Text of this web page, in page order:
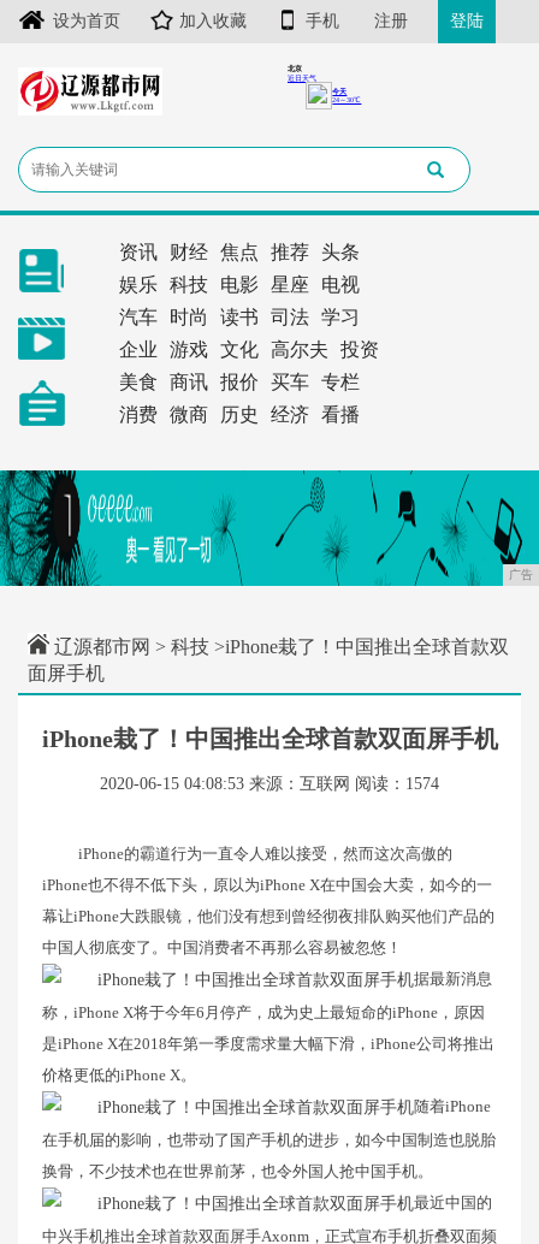
设为首页 加入收藏 手机 注册 登陆
资讯 财经 焦点 推荐
头条
娱乐
科技 电影 星座
电视
汽车
时尚 读书 司法
学习
企业
游戏 文化 高尔夫
投资
美食
商讯 报价 买车
专栏
消费
微商 历史 经济 看播
广告
辽源都市网 > 科技 >iPhone栽了！中国推出全球首款双
面屏手机
iPhone栽了！中国推出全球首款双面屏手机
2020-06-15 04:08:53 来源：互联网 阅读：1574
iPhone的霸道行为一直令人难以接受，然而这次高傲的
iPhone也不得不低下头，原以为iPhone X在中国会大卖，如今的一
幕让iPhone大跌眼镜，他们没有想到曾经彻夜排队购买他们产品的
中国人彻底变了。中国消费者不再那么容易被忽悠！
​据最新消息
称，iPhone X将于今年6月停产，成为史上最短命的iPhone，原因
是iPhone X在2018年第一季度需求量大幅下滑，iPhone公司将推出
价格更低的iPhone X。
​随着iPhone
在手机届的影响，也带动了国产手机的进步，如今中国制造也脱胎
换骨，不少技术也在世界前茅，也令外国人抢中国手机。
​最近中国的
中兴手机推出全球首款双面屏手Axonm，正式宣布手机折叠双面频